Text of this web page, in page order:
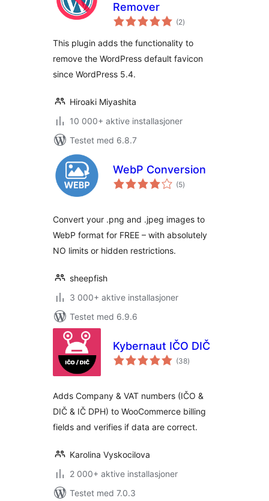
Remover
(2totale
vurderinger
)
This plugin adds the functionality to
remove the WordPress default favicon
since WordPress 5.4.
Hiroaki Miyashita
10 000+ aktive installasjoner
Testet med 6.8.7
WebP Conversion
(5totale
vurderinger
)
Convert your .png and .jpeg images to
WebP format for FREE – with absolutely
NO limits or hidden restrictions.
sheepfish
3 000+ aktive installasjoner
Testet med 6.9.6
Kybernaut IČO DIČ
(38totale
vurderinger
)
Adds Company & VAT numbers (IČO &
DIČ & IČ DPH) to WooCommerce billing
fields and verifies if data are correct.
Karolina Vyskocilova
2 000+ aktive installasjoner
Testet med 7.0.3